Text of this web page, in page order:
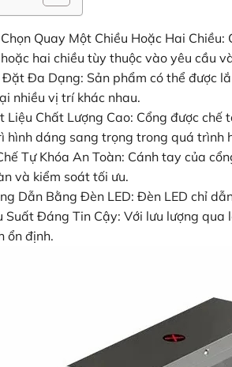
Quay Một Chiều Hoặc Hai
hai chiều tùy thuộc vào yêu cầu
Đặt Đa Dạng: Sản phẩm có thể được
nhiều vị trí khác nhau.
Liệu Chất Lượng Cao: Cổng được
hình dáng sang trọng trong quá trình
Tự Khóa An Toàn: Cánh tay của
và kiểm soát tối ưu.
Dẫn Bằng Đèn LED: Đèn LED chỉ
Suất Đáng Tin Cậy: Với lưu lượng
ổn định.